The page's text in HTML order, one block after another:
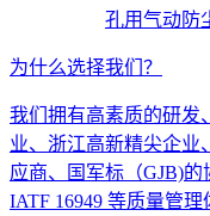
孔用气动防
为什么选择我们？
我们拥有高素质的研发
业、浙江高新精尖企业
应商、国军标（GJB)的
IATF 16949 等质量管